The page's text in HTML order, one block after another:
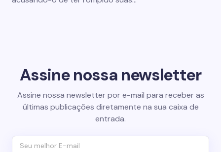
Assine nossa newsletter
Assine nossa newsletter por e-mail para receber as
últimas publicações diretamente na sua caixa de
entrada.